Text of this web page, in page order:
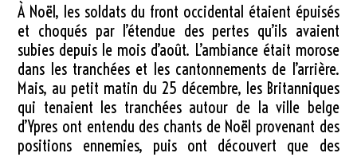
À Noël, les soldats du front occidental étaient épuisés
et choqués par l’étendue des pertes qu’ils avaient
subies depuis le mois d’août. L’ambiance était morose
dans les tranchées et les cantonnements de l’arrière.
Mais, au petit matin du 25 décembre, les Britanniques
qui tenaient les tranchées autour de la ville belge
d’Ypres ont entendu des chants de Noël provenant des
positions ennemies, puis ont découvert que des